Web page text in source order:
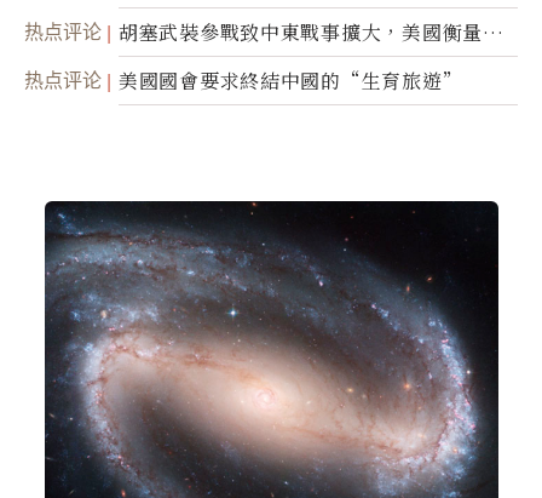
民權力度
热点评论
胡塞武裝參戰致中東戰事擴大，美國衡量地
面入侵的可能性
热点评论 美國國會要求終結中國的“生育旅遊”